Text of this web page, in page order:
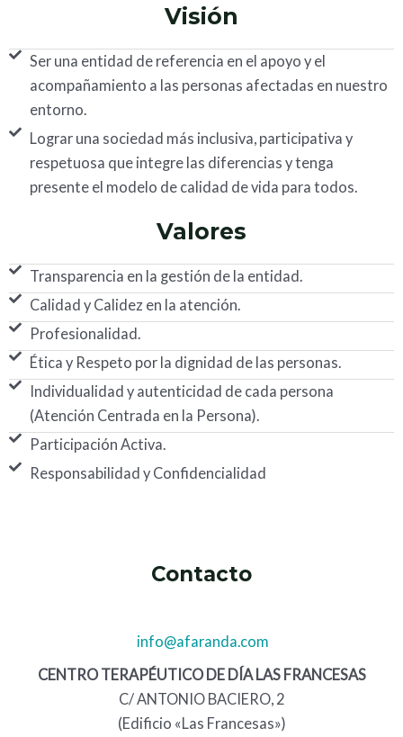
Visión
Ser una entidad de referencia en el apoyo y el
acompañamiento a las personas afectadas en nuestro
entorno.
Lograr una sociedad más inclusiva, participativa y
respetuosa que integre las diferencias y tenga
presente el modelo de calidad de vida para todos.
Valores
Transparencia en la gestión de la entidad.
Calidad y Calidez en la atención.
Profesionalidad.
Ética y Respeto por la dignidad de las personas.
Individualidad y autenticidad de cada persona
(Atención Centrada en la Persona).
Participación Activa.
Responsabilidad y Confidencialidad
Contacto
info@afaranda.com
CENTRO TERAPÉUTICO DE DÍA LAS FRANCESAS
C/ ANTONIO BACIERO, 2
(Edificio «Las Francesas»)